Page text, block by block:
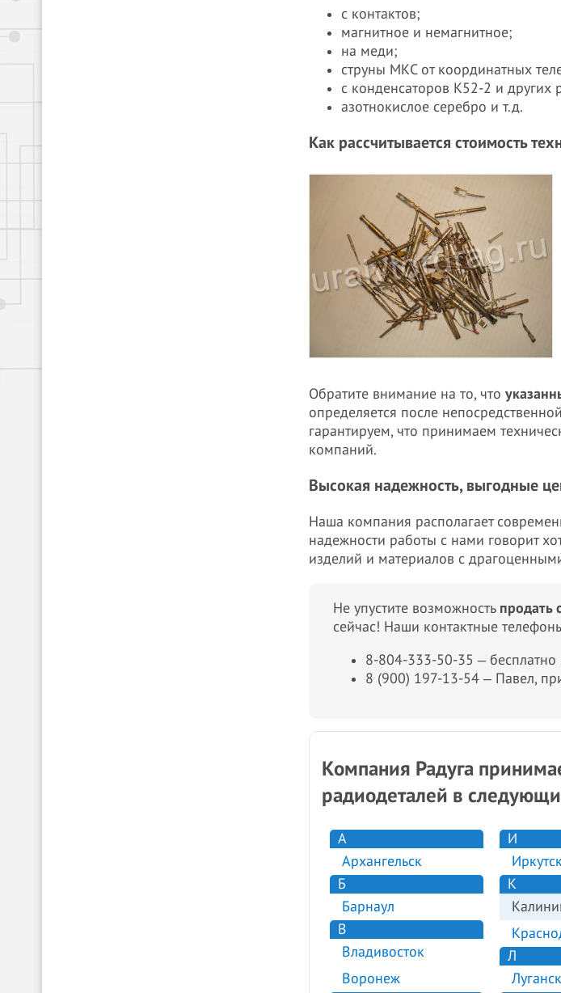
с контактов;
магнитное и немагнитное;
на меди;
струны МКС от координатных
с конденсаторов К52-2 и других
азотнокислое серебро и т.д.
Как рассчитывается стоимость
Обратите внимание на то, что
определяется после
гарантируем, что принимаем
компаний.
Высокая надежность, выгодные
Наша компания располагает
надежности работы с нами говорит
изделий и материалов с
Не упустите возможность продать
сейчас! Наши контактные
8-804-333-50-35 ‒ бесплатно
8 (900) 197-13-54 ‒ Павел,
Компания Радуга
радиодеталей в
А
Архангельск
Б
Барнаул
В
Владивосток
Воронеж
И
К
Л
Луганск